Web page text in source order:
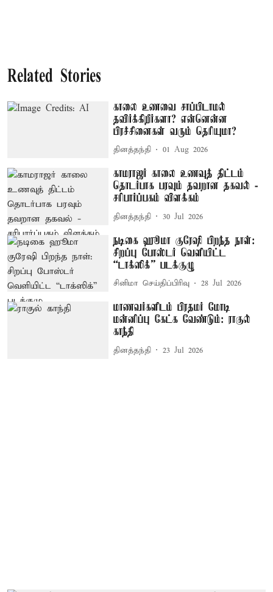
Related Stories
காலை உணவை சாப்பிடாமல்
தவிர்க்கிறீர்களா? என்னென்ன
பிரச்சினைகள் வரும் தெரியுமா?
தினத்தந்தி 01 Aug 2026
காமராஜர் காலை உணவுத் திட்டம்
தொடர்பாக பரவும் தவறான தகவல் -
சரிபார்ப்பகம் விளக்கம்
தினத்தந்தி 30 Jul 2026
நடிகை ஹூமா குரேஷி பிறந்த நாள்:
சிறப்பு போஸ்டர் வெளியிட்ட
“டாக்ஸிக்” படக்குழு
சினிமா செய்திப்பிரிவு 28 Jul 2026
மாணவர்களிடம் பிரதமர் மோடி
மன்னிப்பு கேட்க வேண்டும்: ராகுல்
காந்தி
தினத்தந்தி 23 Jul 2026